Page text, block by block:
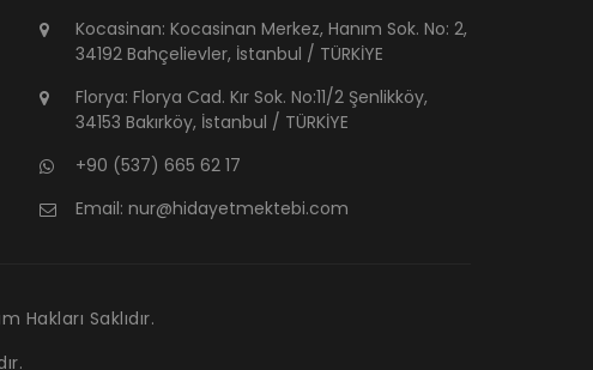
Kocasinan: Kocasinan Merkez, Hanım Sok. No: 2,
34192 Bahçelievler, İstanbul / TÜRKİYE
Florya: Florya Cad. Kır Sok. No:11/2 Şenlikköy,
34153 Bakırköy, İstanbul / TÜRKİYE
+90 (537) 665 62 17
Email: nur@hidayetmektebi.com
Hakları Saklıdır.